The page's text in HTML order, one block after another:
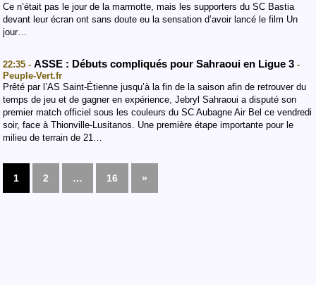
Ce n’était pas le jour de la marmotte, mais les supporters du SC Bastia
devant leur écran ont sans doute eu la sensation d’avoir lancé le film Un
jour…
22:35 - ASSE : Débuts compliqués pour Sahraoui en Ligue 3 -
Peuple-Vert.fr
Prêté par l’AS Saint-Étienne jusqu’à la fin de la saison afin de retrouver du
temps de jeu et de gagner en expérience, Jebryl Sahraoui a disputé son
premier match officiel sous les couleurs du SC Aubagne Air Bel ce vendredi
soir, face à Thionville-Lusitanos. Une première étape importante pour le
milieu de terrain de 21…
1 2 … 16 »